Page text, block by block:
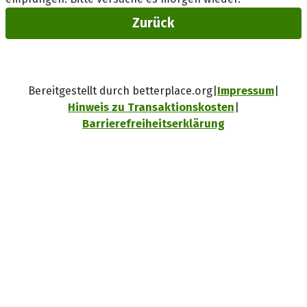
Zurück
Bereitgestellt durch betterplace.org Impressum
Hinweis zu Transaktionskosten
Barrierefreiheitserklärung